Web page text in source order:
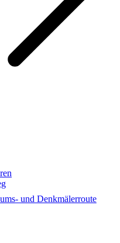
und Denkmälerroute